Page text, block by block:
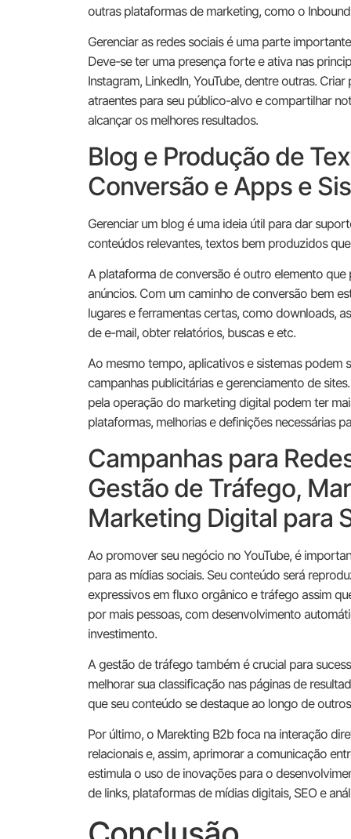
outras plataformas de marketing, como o
Gerenciar as redes sociais é uma parte
Deve-se ter uma presença forte e ativa nas
Instagram, LinkedIn, YouTube, dentre outras.
atraentes para seu público-alvo e compartilhar
alcançar os melhores resultados.
Blog e Produção de
Conversão e Apps e
Gerenciar um blog é uma ideia útil para dar
conteúdos relevantes, textos bem produzidos
A plataforma de conversão é outro elemento
anúncios. Com um caminho de conversão bem
lugares e ferramentas certas, como downloads,
de e-mail, obter relatórios, buscas e etc.
Ao mesmo tempo, aplicativos e sistemas podem
campanhas publicitárias e gerenciamento de
pela operação do marketing digital podem ter
plataformas, melhorias e definições necessárias
Campanhas para
Gestão de Tráfego,
Marketing Digital para
Ao promover seu negócio no YouTube, é
para as mídias sociais. Seu conteúdo será
expressivos em fluxo orgânico e tráfego assim
por mais pessoas, com desenvolvimento
investimento.
A gestão de tráfego também é crucial para
melhorar sua classificação nas páginas de
que seu conteúdo se destaque ao longo de
Por último, o Marekting B2b foca na interação
relacionais e, assim, aprimorar a comunicação
estimula o uso de inovações para o
de links, plataformas de mídias digitais, SEO e